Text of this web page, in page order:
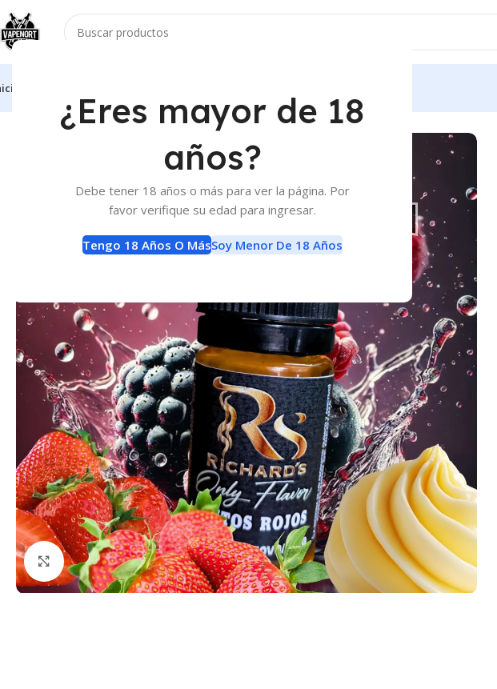
¿Eres mayor de 18
años?
Debe tener 18 años o más para ver la página. Por
favor verifique su edad para ingresar.
Tengo 18 Años O MásSoy Menor De 18 Años
E-Liquids E-Liquids Richards E-Liquid Frutos Rojos
Haga clic para ampliar